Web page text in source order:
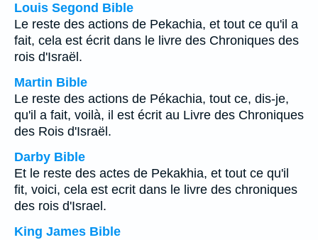
Louis Segond Bible
Le reste des actions de Pekachia, et tout ce qu'il a
fait, cela est écrit dans le livre des Chroniques des
rois d'Israël.
Martin Bible
Le reste des actions de Pékachia, tout ce, dis-je,
qu'il a fait, voilà, il est écrit au Livre des Chroniques
des Rois d'Israël.
Darby Bible
Et le reste des actes de Pekakhia, et tout ce qu'il
fit, voici, cela est ecrit dans le livre des chroniques
des rois d'Israel.
King James Bible